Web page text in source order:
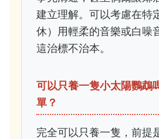
建立理解。可以考慮在特
休）用輕柔的音樂或白噪
這治標不治本。
可以只養一隻小太陽鸚鵡
單？
完全可以只養一隻，前提